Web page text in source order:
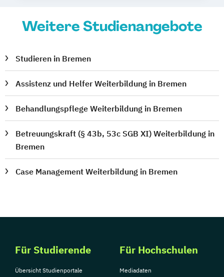
Weitere Studienangebote
Studieren in Bremen
Assistenz und Helfer Weiterbildung in Bremen
Behandlungspflege Weiterbildung in Bremen
Betreuungskraft (§ 43b, 53c SGB XI) Weiterbildung in
Bremen
Case Management Weiterbildung in Bremen
Für Studierende
Übersicht Studienportale
Für Hochschulen
Mediadaten